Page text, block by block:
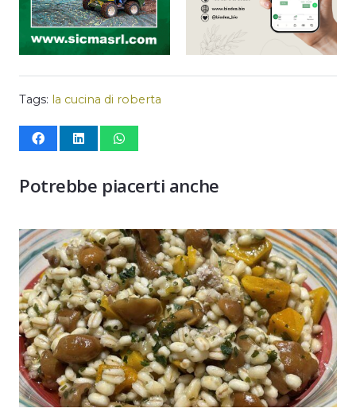
Tags: la cucina di roberta
Potrebbe piacerti anche